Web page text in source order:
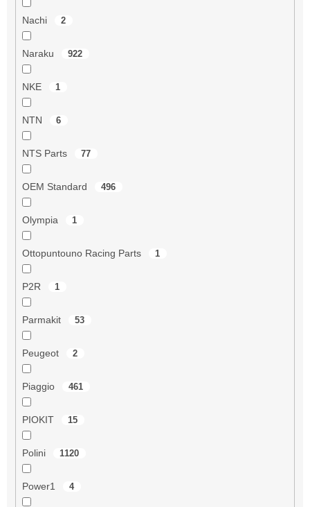
Nachi 2
Naraku 922
NKE 1
NTN 6
NTS Parts 77
OEM Standard 496
Olympia 1
Ottopuntouno Racing Parts 1
P2R 1
Parmakit 53
Peugeot 2
Piaggio 461
PIOKIT 15
Polini 1120
Power1 4